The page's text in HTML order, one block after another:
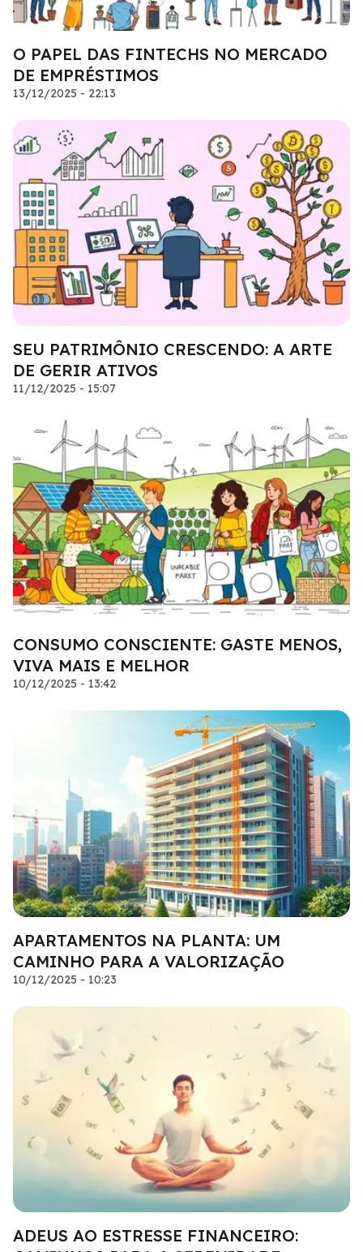
O PAPEL DAS FINTECHS NO MERCADO
DE EMPRÉSTIMOS
13/12/2025 - 22:13
SEU PATRIMÔNIO CRESCENDO: A ARTE
DE GERIR ATIVOS
11/12/2025 - 15:07
CONSUMO CONSCIENTE: GASTE MENOS,
VIVA MAIS E MELHOR
10/12/2025 - 13:42
APARTAMENTOS NA PLANTA: UM
CAMINHO PARA A VALORIZAÇÃO
10/12/2025 - 10:23
ADEUS AO ESTRESSE FINANCEIRO: